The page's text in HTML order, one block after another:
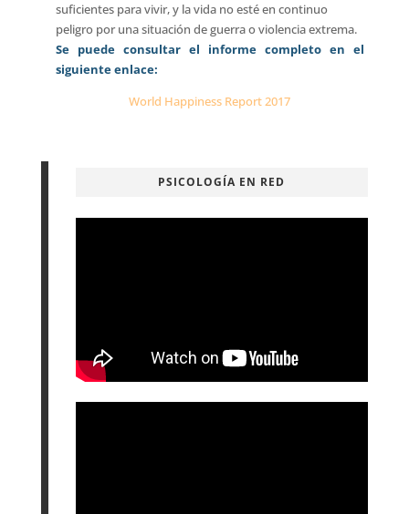
suficientes para vivir, y la vida no esté en continuo
peligro por una situación de guerra o violencia extrema.
Se puede consultar el informe completo en el
siguiente enlace:
World Happiness Report 2017
PSICOLOGÍA EN RED